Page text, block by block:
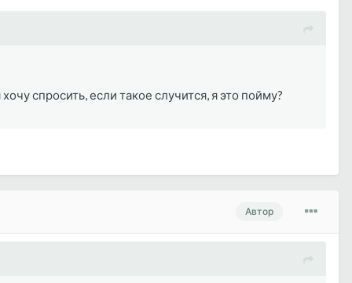
спросить, если такое случится, я это пойму?
Автор